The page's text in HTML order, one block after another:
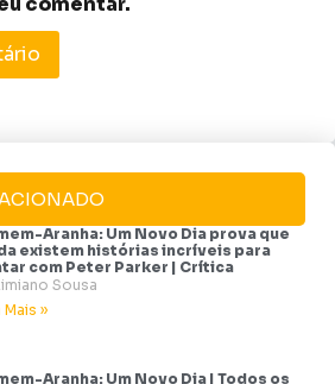
Aranha: Um Novo Dia prova que
existem histórias incríveis para
com Peter Parker | Crítica
Sousa
Mais »
Aranha: Um Novo Dia | Todos os